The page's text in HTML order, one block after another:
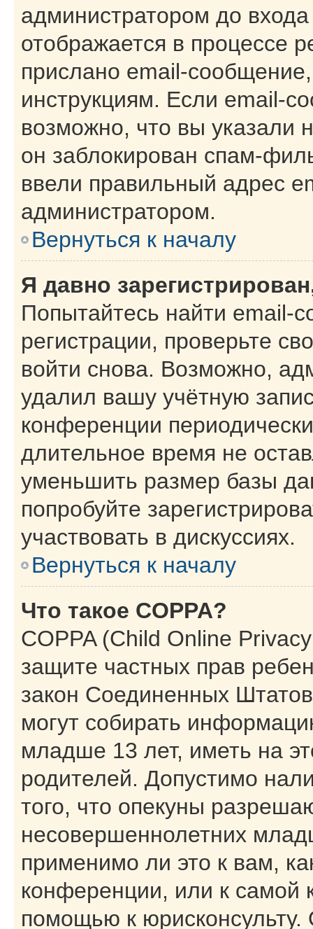
администратором до
отображается в процессе
прислано email-
инструкциям. Если email-
возможно, что вы указали
он заблокирован спам-
ввели правильный адрес
администратором.
Вернуться к началу
Я давно
Попытайтесь найти email-
регистрации, проверьте
войти снова. Возможно,
удалил вашу учётную
конференции
длительное время не
уменьшить размер базы
попробуйте
участвовать в дискуссиях.
Вернуться к началу
Что такое COPPA?
COPPA (Child Online
защите частных прав
закон Соединенных
могут собирать
младше 13 лет, иметь на
родителей. Допустимо
того, что опекуны
несовершеннолетних
применимо ли это к вам,
конференции, или к самой
помощью к